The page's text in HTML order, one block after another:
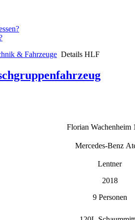
& Fahrzeuge Details HLF
Florian Wachenheim
Mercedes-Benz
Lentner
2018
9 Personen